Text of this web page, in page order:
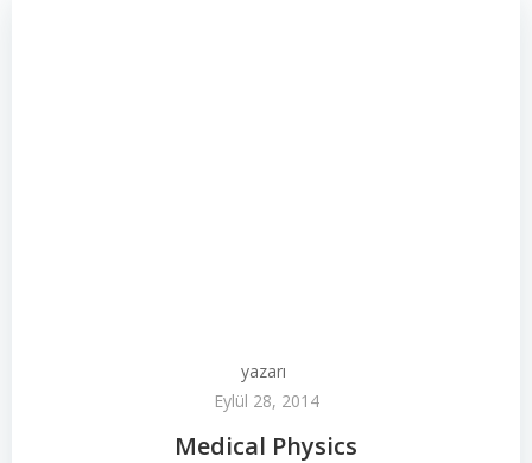
yazarı
Eylül 28, 2014
Medical Physics